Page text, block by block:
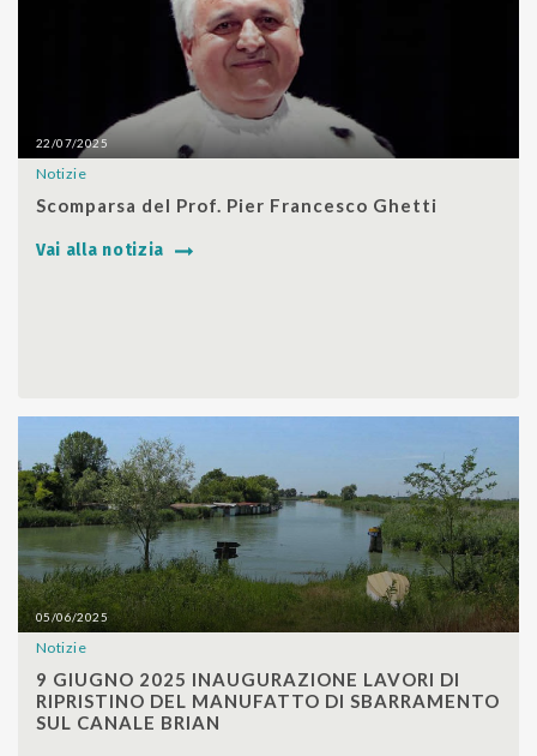
22/07/2025
Notizie
Scomparsa del Prof. Pier Francesco Ghetti
Vai alla notizia
05/06/2025
Notizie
9 GIUGNO 2025 INAUGURAZIONE LAVORI DI
RIPRISTINO DEL MANUFATTO DI SBARRAMENTO
SUL CANALE BRIAN